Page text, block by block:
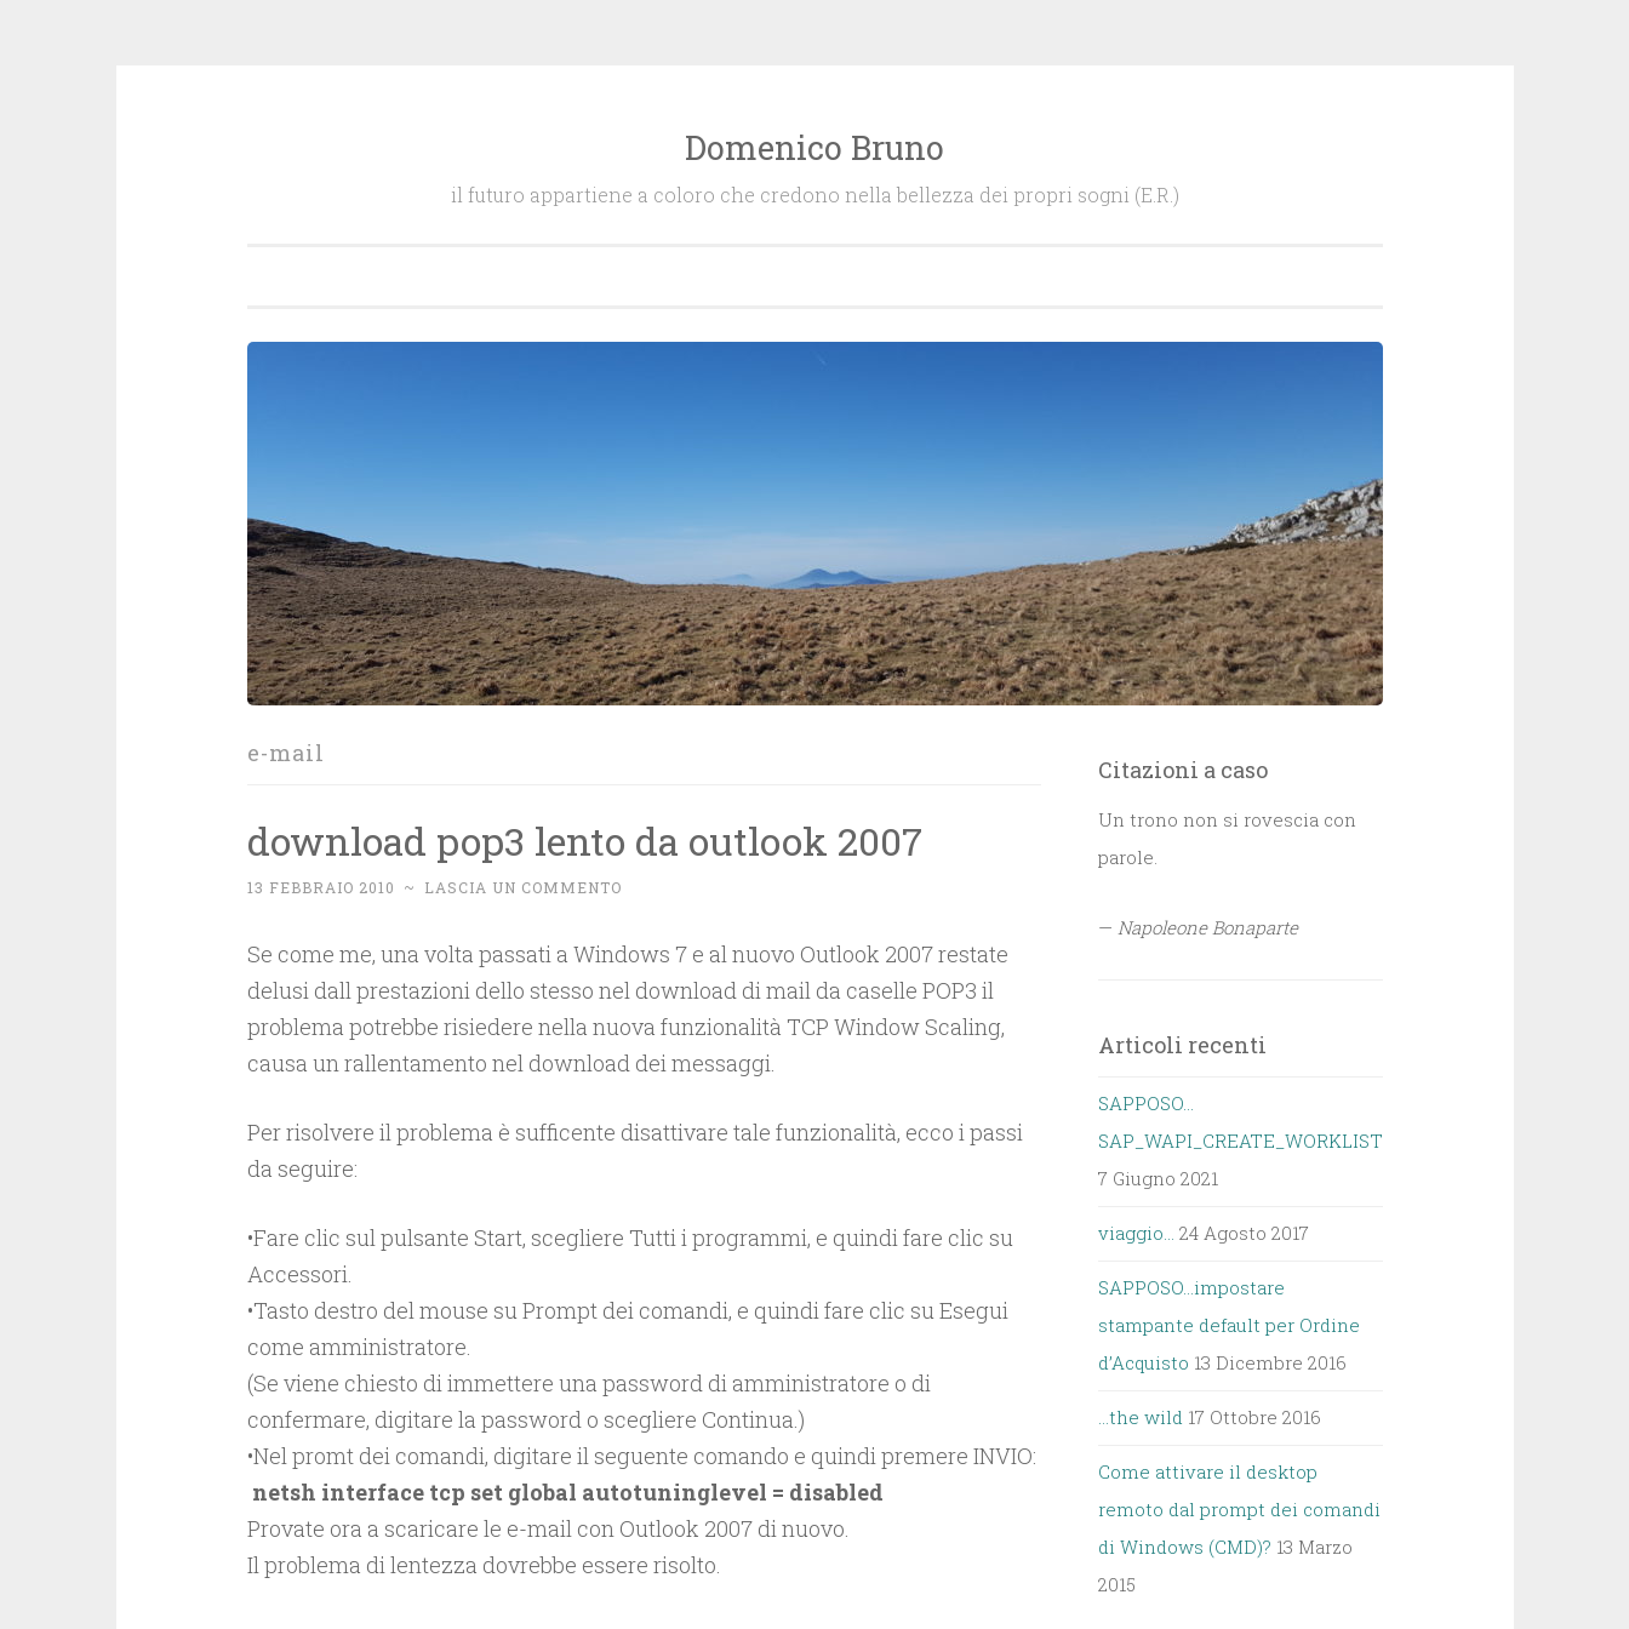
Domenico Bruno
il futuro appartiene a coloro che credono nella bellezza dei propri sogni (E.R.)
e-mail
download pop3 lento da outlook 2007
13 FEBBRAIO 2010 ~ LASCIA UN COMMENTO
Se come me, una volta passati a Windows 7 e al nuovo Outlook 2007 restate
delusi dall prestazioni dello stesso nel download di mail da caselle POP3 il
problema potrebbe risiedere nella nuova funzionalità TCP Window Scaling,
causa un rallentamento nel download dei messaggi.
Per risolvere il problema è sufficente disattivare tale funzionalità, ecco i passi
da seguire:
•Fare clic sul pulsante Start, scegliere Tutti i programmi, e quindi fare clic su
Accessori.
•Tasto destro del mouse su Prompt dei comandi, e quindi fare clic su Esegui
come amministratore.
(Se viene chiesto di immettere una password di amministratore o di
confermare, digitare la password o scegliere Continua.)
•Nel promt dei comandi, digitare il seguente comando e quindi premere INVIO:
netsh interface tcp set global autotuninglevel = disabled
Provate ora a scaricare le e-mail con Outlook 2007 di nuovo.
Il problema di lentezza dovrebbe essere risolto.
Citazioni a caso
Un trono non si rovescia con
parole.
—Napoleone Bonaparte
Articoli recenti
SAPPOSO…
SAP_WAPI_CREATE_WORKLIST
7 Giugno 2021
viaggio… 24 Agosto 2017
SAPPOSO…impostare
stampante default per Ordine
d’Acquisto 13 Dicembre 2016
…the wild 17 Ottobre 2016
Come attivare il desktop
remoto dal prompt dei comandi
di Windows (CMD)? 13 Marzo
2015